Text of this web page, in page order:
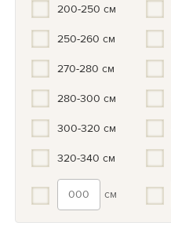
Золотой
Серебристый
200-250 см
250-260 см
270-280 см
280-300 см
300-320 см
320-340 см
см